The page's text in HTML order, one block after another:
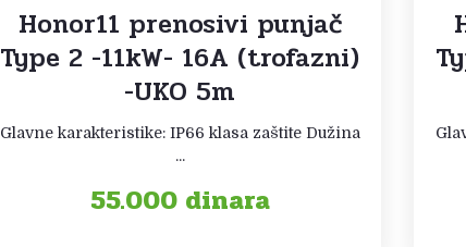
Honor11 prenosivi punjač
Type 2 -11kW- 16A (trofazni)
-UKO 5m
Glavne karakteristike: IP66 klasa zaštite Dužina
...
55.000 dinara